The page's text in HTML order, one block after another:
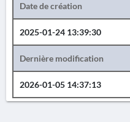
Date de création
2025-01-24 13:39:30
Dernière modification
2026-01-05 14:37:13